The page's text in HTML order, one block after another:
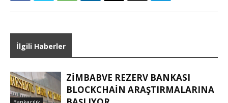
İlgili Haberler
ZIMBABVE REZERV BANKASI
BLOCKCHAIN ARAŞTIRMALARINA